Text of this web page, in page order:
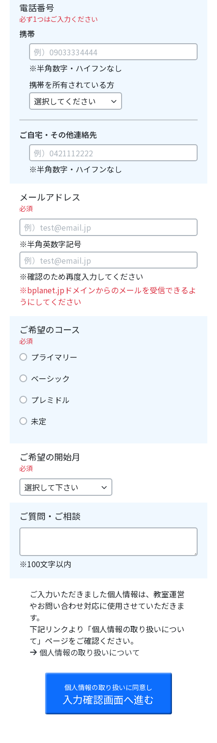
電話番号
必ず1つはご入力ください
携帯
※半角数字・ハイフンなし
携帯を所有されている方
ご自宅・その他連絡先
※半角数字・ハイフンなし
メールアドレス
必須
※半角英数字記号
※確認のため再度入力してください
※bplanet.jpドメインからのメールを受信できるよ
うにしてください
ご希望のコース
必須
プライマリー
ベーシック
プレミドル
未定
ご希望の開始月
必須
ご質問・ご相談
※100文字以内
ご入力いただきました個人情報は、教室運営
やお問い合わせ対応に使用させていただきま
す。
下記リンクより「個人情報の取り扱いについ
て」ページをご確認ください。
個人情報の取り扱いについて
個人情報の取り扱いに同意し
入力確認画面へ進む